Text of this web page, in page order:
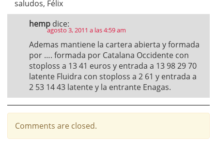
saludos, Félix
hemp dice:
agosto 3, 2011 a las 4:59 am
Ademas mantiene la cartera abierta y formada
por …. formada por Catalana Occidente con
stoploss a 13 41 euros y entrada a 13 98 29 70
latente Fluidra con stoploss a 2 61 y entrada a
2 53 14 43 latente y la entrante Enagas.
Comments are closed.